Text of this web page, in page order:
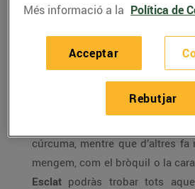
07/de juny/2017
Has sentit a parlat dels
saps què són? Es tracta
que, amb una petita
nombrosos beneficis per a la
cúrcuma, mentre que d’altres
mengem, com el bròquil o la
Esclat podràs trobar tots
Més informació a la Política de
Rebutjar
Acceptar